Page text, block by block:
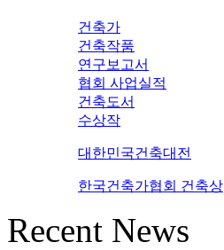
건축가
건축작품
연구보고서
협회 사업실적
건축도서
수상작
대한민국건축대전
한국건축가협회 건축상
Recent News